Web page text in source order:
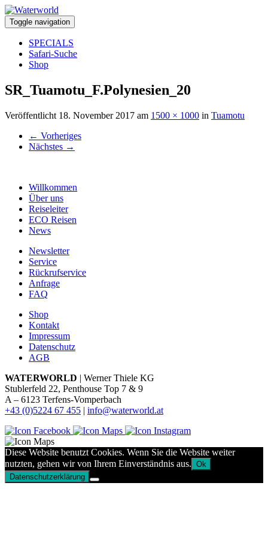
Toggle navigation
SPECIALS
Safari-Suche
Shop
SR_Tuamotu_F.Polynesien_20
Veröffentlicht 18. November 2017 am 1500 × 1000 in Tuamotu
← Vorheriges
Nächstes →
Willkommen
Über uns
Reiseleiter
ECO Reisen
News
Newsletter
Service
Rückrufservice
Anfrage
FAQ
Shop
Kontakt
Impressum
Datenschutz
AGB
WATERWORLD | Werner Thiele KG
Stublerfeld 22, Penthouse Top 7 & 9
A – 6123 Terfens-Vomperbach
+43 (0)5224 67 455 | info@waterworld.at
Diese Website benutzt Cookies. Wenn Sie die Website weiter
nutzten, gehen wir von Ihrem Einverständnis aus. Ok
Datenschutzerklärung